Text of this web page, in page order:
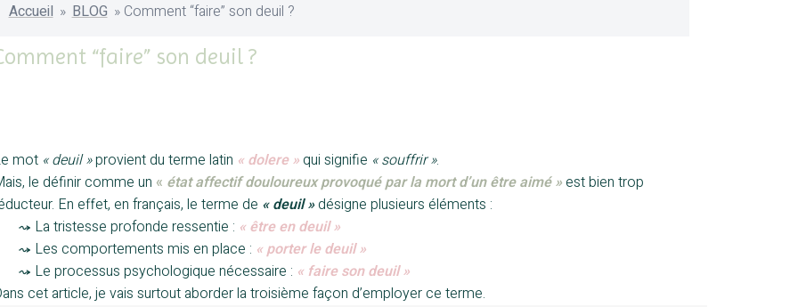
Accueil » BLOG » Comment “faire” son deuil ?
“faire” son deuil ?
mot « deuil »provient du terme latin « dolere»qui signifie «souffrir».
le définir comme un « état affectif douloureux provoqué par la mort d’un être aimé »est bien trop
En effet, en français, le terme de « deuil »désigne plusieurs éléments :
⤳ La tristesse profonde ressentie : « être en deuil »
⤳ Les comportements mis en place : « porter le deuil »
⤳ Le processus psychologique nécessaire : « faire son deuil »
cet article, je vais surtout aborder la troisième façon d’employer ce terme.